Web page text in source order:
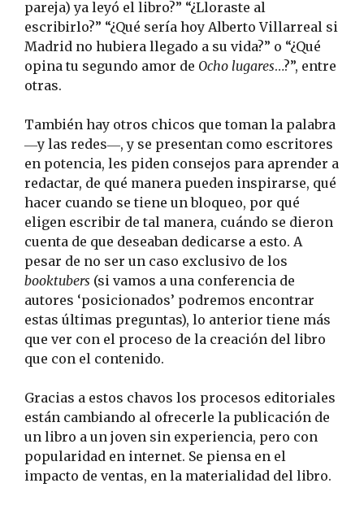
pareja) ya leyó el libro?” “¿Lloraste al
escribirlo?” “¿Qué sería hoy Alberto Villarreal si
Madrid no hubiera llegado a su vida?” o “¿Qué
opina tu segundo amor de Ocho lugares…?”, entre
otras.
También hay otros chicos que toman la palabra
―y las redes―, y se presentan como escritores
en potencia, les piden consejos para aprender a
redactar, de qué manera pueden inspirarse, qué
hacer cuando se tiene un bloqueo, por qué
eligen escribir de tal manera, cuándo se dieron
cuenta de que deseaban dedicarse a esto. A
pesar de no ser un caso exclusivo de los
booktubers (si vamos a una conferencia de
autores ‘posicionados’ podremos encontrar
estas últimas preguntas), lo anterior tiene más
que ver con el proceso de la creación del libro
que con el contenido.
Gracias a estos chavos los procesos editoriales
están cambiando al ofrecerle la publicación de
un libro a un joven sin experiencia, pero con
popularidad en internet. Se piensa en el
impacto de ventas, en la materialidad del libro.